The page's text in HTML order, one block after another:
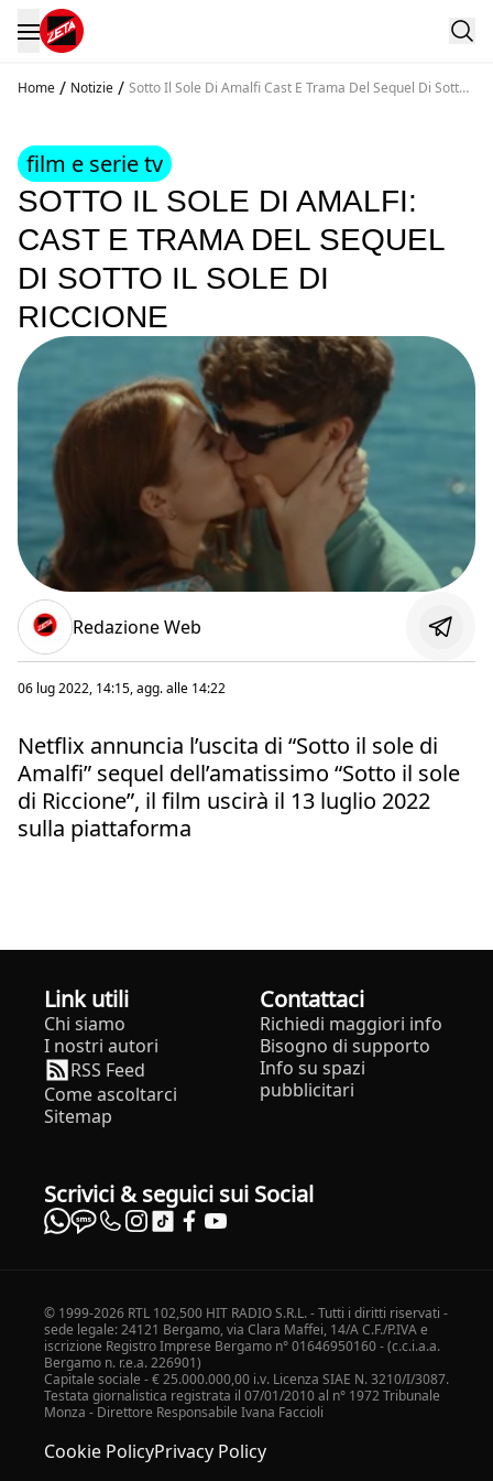
Home / Notizie / Sotto Il Sole Di Amalfi Cast E Trama Del Sequel Di Sotto
film e serie tv
SOTTO IL SOLE DI AMALFI:
CAST E TRAMA DEL SEQUEL
DI SOTTO IL SOLE DI
RICCIONE
Redazione Web
06 lug 2022, 14:15, agg. alle 14:22
Netflix annuncia l’uscita di “Sotto il sole di
Amalfi” sequel dell’amatissimo “Sotto il sole
di Riccione”, il film uscirà il 13 luglio 2022
sulla piattaforma
Link utili
Chi siamo
I nostri autori
RSS Feed
Come ascoltarci
Sitemap
Contattaci
Richiedi maggiori info
Bisogno di supporto
Info su spazi
pubblicitari
Scrivici & seguici sui Social
© 1999-2026 RTL 102,500 HIT RADIO S.R.L. - Tutti i diritti riservati -
sede legale: 24121 Bergamo, via Clara Maffei, 14/A C.F./P.IVA e
iscrizione Registro Imprese Bergamo n° 01646950160 - (c.c.i.a.a.
Bergamo n. r.e.a. 226901)
Capitale sociale - € 25.000.000,00 i.v. Licenza SIAE N. 3210/I/3087.
Testata giornalistica registrata il 07/01/2010 al n° 1972 Tribunale
Monza - Direttore Responsabile Ivana Faccioli
Cookie PolicyPrivacy Policy